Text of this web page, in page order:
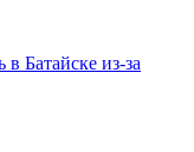
Батайске из-за